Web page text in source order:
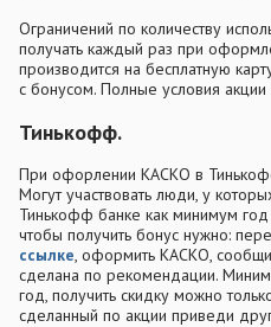
Ограничений по количеству
получать каждый раз при
производится на бесплатную
с бонусом. Полные условия акции
Тинькофф.
При офорлении КАСКО в
Могут участвовать люди, у
Тинькофф банке как минимум
чтобы получить бонус нужно:
ссылке, оформить КАСКО,
сделана по рекомендации.
год, получить скидку можно
сделанный по акции приведи